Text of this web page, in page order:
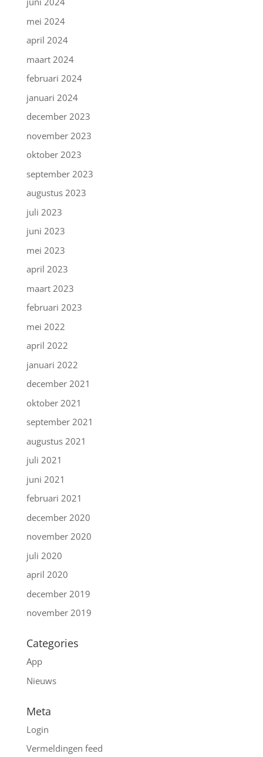
mei 2024
april 2024
maart 2024
februari 2024
januari 2024
december 2023
november 2023
oktober 2023
september 2023
augustus 2023
juli 2023
juni 2023
mei 2023
april 2023
maart 2023
februari 2023
mei 2022
april 2022
januari 2022
december 2021
oktober 2021
september 2021
augustus 2021
juli 2021
juni 2021
februari 2021
december 2020
november 2020
juli 2020
april 2020
december 2019
november 2019
Categories
App
Nieuws
Meta
Login
Vermeldingen feed